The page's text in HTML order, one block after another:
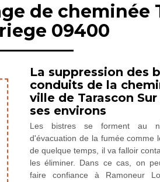
de cheminée
09400
La suppression des
conduits de la
ville de Tarascon
ses environs
Les bistres se forment au
d'évacuation de la fumée comme
de quelque temps, il va falloir
les éliminer. Dans ce cas, on
faire confiance à Ramoneur